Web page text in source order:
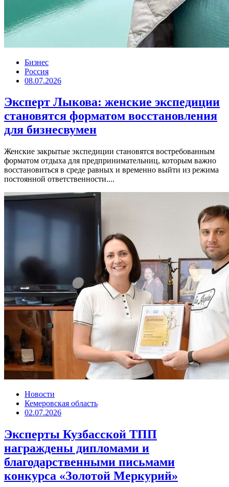
Бизнес
Россия
08.07.2026
Эксперт Лыкова: женские экспедиции
становятся форматом восстановления
для бизнесвумен
Женские закрытые экспедиции становятся востребованным
форматом отдыха для предпринимательниц, которым важно
восстановиться в среде равных и временно выйти из режима
постоянной ответственности....
Новости
Кемеровская область
02.07.2026
Эксперты Кузбасской ТПП
награждены дипломами и
благодарственными письмами
конкурса «Золотой Меркурий»